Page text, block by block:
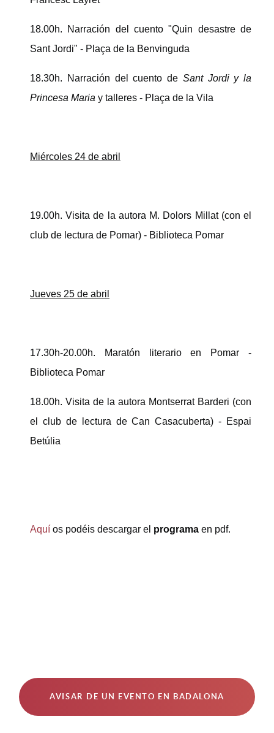
18.00h. Narración del cuento "Quin desastre de
Sant Jordi" - Plaça de la Benvinguda
18.30h. Narración del cuento de Sant Jordi y la
Princesa Maria y talleres - Plaça de la Vila
Miércoles 24 de abril
19.00h. Visita de la autora M. Dolors Millat (con el
club de lectura de Pomar) - Biblioteca Pomar
Jueves 25 de abril
17.30h-20.00h. Maratón literario en Pomar -
Biblioteca Pomar
18.00h. Visita de la autora Montserrat Barderi (con
el club de lectura de Can Casacuberta) - Espai
Betúlia
Aquí os podéis descargar el programa en pdf.
AVISAR DE UN EVENTO EN BADALONA